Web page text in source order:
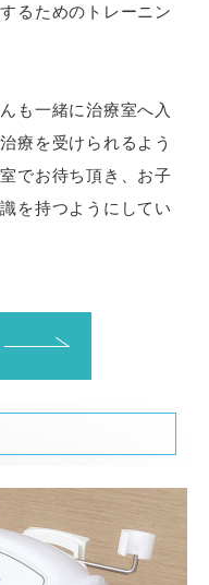
るためのトレーニン
も一緒に治療室へ入
療を受けられるよう
でお待ち頂き、お子
を持つようにしてい